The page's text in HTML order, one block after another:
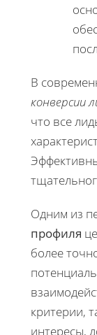
В
конверсии
что все
Одним из
профиля
более
критерии,
интересы,